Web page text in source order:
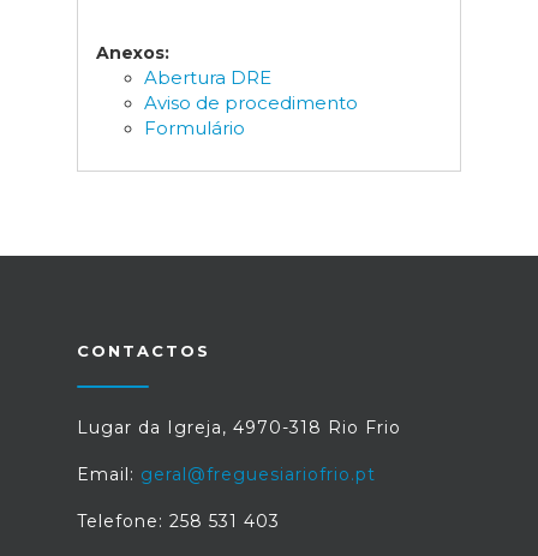
Anexos:
Abertura DRE
Aviso de procedimento
Formulário
CONTACTOS
Lugar da Igreja, 4970-318 Rio Frio
Email: geral@freguesiariofrio.pt
Telefone: 258 531 403